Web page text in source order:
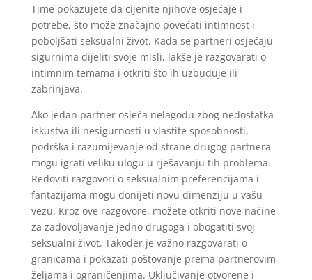
Time pokazujete da cijenite njihove osjećaje i
potrebe, što može značajno povećati intimnost i
poboljšati seksualni život. Kada se partneri osjećaju
sigurnima dijeliti svoje misli, lakše je razgovarati o
intimnim temama i otkriti što ih uzbuđuje ili
zabrinjava.
Ako jedan partner osjeća nelagodu zbog nedostatka
iskustva ili nesigurnosti u vlastite sposobnosti,
podrška i razumijevanje od strane drugog partnera
mogu igrati veliku ulogu u rješavanju tih problema.
Redoviti razgovori o seksualnim preferencijama i
fantazijama mogu donijeti novu dimenziju u vašu
vezu. Kroz ove razgovore, možete otkriti nove načine
za zadovoljavanje jedno drugoga i obogatiti svoj
seksualni život. Također je važno razgovarati o
granicama i pokazati poštovanje prema partnerovim
željama i ograničenjima. Uključivanje otvorene i